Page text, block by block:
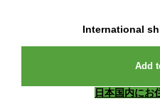
International
Add
日本国内にお